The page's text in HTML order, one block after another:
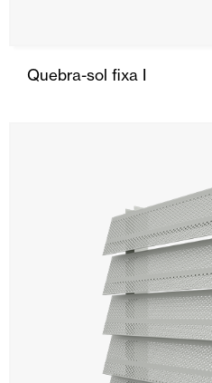
Quebra-sol fixa I